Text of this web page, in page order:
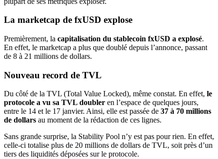
La marketcap de fxUSD explose
Premièrement, la capitalisation du stablecoin fxUSD a explosé.
En effet, le marketcap a plus que doublé depuis l’annonce, passant
de 8 à 21 millions de dollars.
Nouveau record de TVL
Du côté de la TVL (Total Value Locked), même constat. En effet, le
protocole a vu sa TVL doubler en l’espace de quelques jours,
entre le 14 et le 17 janvier. Ainsi, elle est passée de 37 à 70 millions
de dollars au moment de la rédaction de ces lignes.
Sans grande surprise, la Stability Pool n’y est pas pour rien. En effet,
celle-ci totalise plus de 20 millions de dollars de TVL, soit près d’un
tiers des liquidités déposées sur le protocole.